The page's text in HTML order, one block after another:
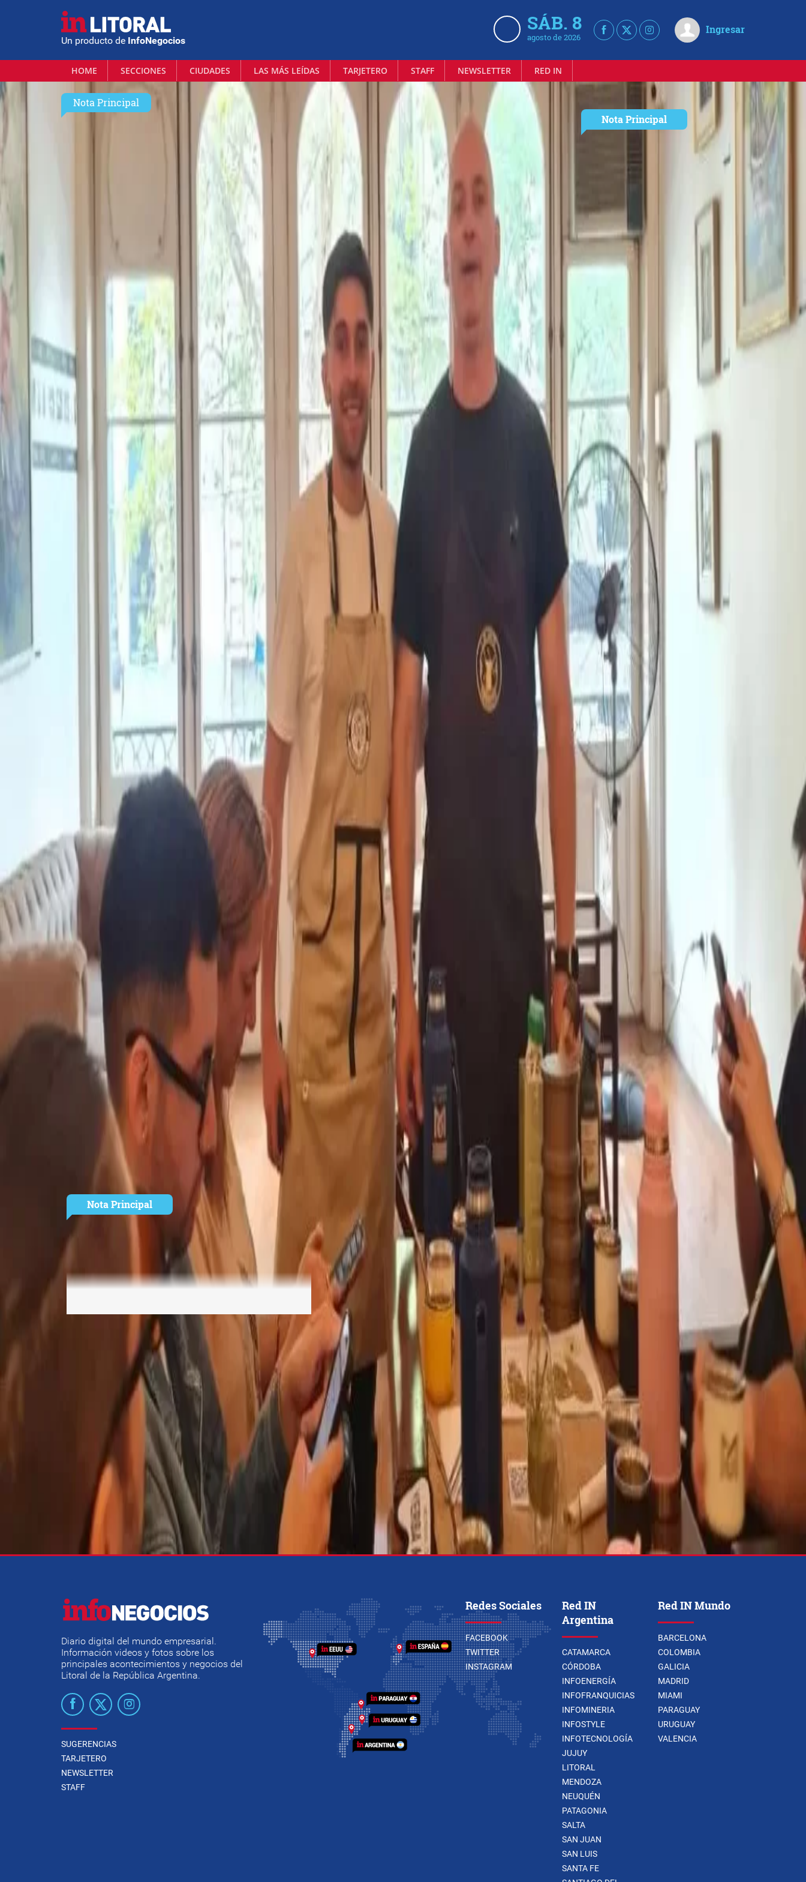
Un producto de InfoNegocios
SÁB. 8
agosto de 2026
Ingresar
HOME SECCIONES CIUDADES LAS MÁS LEÍDAS TARJETERO STAFF NEWSLETTER RED IN
Nota Principal
lunes 18 de mayo | 2026
Una comunidad guaraní de Misiones creó su
propia marca de yerba mate (producción
ancestral y valor agregado en origen)
La comunidad Mbya Perutí
lanzó una yerba elaborada con métodos tradicionales guaraníes y busca fortalecer
su autonomía económica con un proyecto productivo ligado al monte y la identidad cultural.
En medio de una de las provincias más vinculadas históricamente a la producción
yerbatera, una comunidad guaraní de
comenzó a escribir una historia
distinta alrededor de uno de los productos más representativos de la región: la
mbya Perutí
lanzó su propia marca de yerba, un proyecto que
combina producción artesanal, recuperación de saberes ancestrales y agregado de
valor dentro del propio territorio. La iniciativa busca fortalecer la autonomía
económica de las familias y al mismo tiempo preservar prácticas culturales
vinculadas al monte y a la elaboración tradicional de la yerba.
Según informó Canal12misiones.com el proyecto nació a partir de un trabajo
comunitario orientado a transformar la producción primaria en un producto con
identidad propia y mayor valor comercial.
Mucho más que producir materia prima
Durante décadas, gran parte de las comunidades rurales y pequeños productores de
la región participaron de la cadena yerbatera vendiendo hoja verde o materia prima
sin intervenir en las etapas posteriores de industrialización y comercialización.
La experiencia de
La comunidad avanzó en la creación de una marca propia que no solo comercializa
yerba mate, sino también una historia vinculada a la cultura guaraní y al vínculo con
El proyecto incorpora además formas de elaboración inspiradas en métodos
tradicionales, con una fuerte presencia del trabajo comunitario y una mirada
sustentable sobre el uso de los recursos del monte.
Identidad, cultura y economía regional
La iniciativa aparece además en un contexto donde Misiones viene impulsando
distintos proyectos vinculados al agregado de valor en origen y a la consolidación
de producciones regionales con identidad local.
En este caso, la yerba mate funciona también como símbolo cultural.
Mucho antes de convertirse en una industria masiva, el consumo de yerba ya
formaba parte de las prácticas cotidianas y ceremoniales de los pueblos guaraníes
que habitaron históricamente esta región.
Por eso, detrás del lanzamiento comercial también existe una intención de
recuperar y visibilizar ese vínculo ancestral con la planta y con el territorio.
Una experiencia que busca crecer
Desde la comunidad señalaron que el objetivo es continuar fortaleciendo el
emprendimiento y ampliar las posibilidades de comercialización de la marca en
distintos puntos de la provincia y del país.
La experiencia de
refleja además un fenómeno cada vez más visible en
distintas economías regionales: pequeños productores y comunidades que intentan
hacia modelos con mayor participación en toda la cadena de valor.
En una provincia donde la yerba mate atraviesa la economía, la cultura y la identidad
cotidiana, la aparición de una marca impulsada por una comunidad guaraní suma
además una nueva dimensión al debate sobre producción, territorio y desarrollo
regional.
Compartir con tus amigos de
Notas más
Gretta Gelato busca expandirse
con un modelo desde US$
35.000, locales de baja
estructura operativa y una
rentabilidad proyectada del 17%
Facundo Haro asume como
Gerente de Desarrollo de Nuevos
Negocios y Marketing de B&B
El Coloquio de IDEA pondrá el
diagnóstico que duele (¿por qué
"adaptarse" ya no es suficiente?)
Federico Javin asume como
Head of Stablecoin Growth de
Ford lleva la Territory a otro nivel
(lanza la versión Platinum del
SUV más vendido del país)
SIP Connect 2026 (parte III):
¿cómo nace el nuevo estándar
de producción? (Long video + Tik
Ya está abierta la acreditación
para la Argentina Oil and Gas
Te puede interesar:
Nota Principal
La yerba mate y el desafío de
transformar una tradición en
industria global (valor, marca y
nuevos mercados)
relacionadas
Nota Principal
La yerba
mate y el
desafío de
transformar una
tradición en industria global
El“Mundial de la Yerba Mate”
en evidencia un cambio de paradigma
en el sector: avanzar hacia un modelo
con mayor valor agregado, desarrollo
de marca y estrategias para competir
en mercados internacionales.
paradigma en el sector: avanzar
hacia un modelo con mayor valor
agregado, desarrollo de marca y
estrategias para competir en
mercados internacionales.
Diario digital del mundo empresarial.
Información videos y fotos sobre los
principales acontecimientos y negocios del
Litoral de la República Argentina.
SUGERENCIAS
TARJETERO
NEWSLETTER
STAFF
Redes Sociales
FACEBOOK
TWITTER
INSTAGRAM
Red IN
Argentina
CATAMARCA
CÓRDOBA
INFOENERGÍA
INFOFRANQUICIAS
INFOMINERIA
INFOSTYLE
INFOTECNOLOGÍA
JUJUY
LITORAL
MENDOZA
NEUQUÉN
PATAGONIA
SALTA
SAN JUAN
SAN LUIS
SANTA FE
Red IN Mundo
BARCELONA
COLOMBIA
GALICIA
MADRID
MIAMI
PARAGUAY
URUGUAY
VALENCIA